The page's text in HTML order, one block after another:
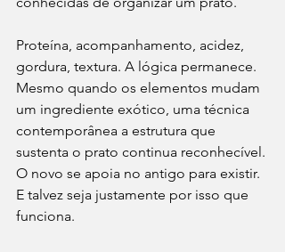
Proteína, acompanhamento, acidez,
gordura, textura. A lógica permanece.
Mesmo quando os elementos mudam
um ingrediente exótico, uma técnica
contemporânea a estrutura que
sustenta o prato continua reconhecível.
O novo se apoia no antigo para existir.
E talvez seja justamente por isso que
funciona.